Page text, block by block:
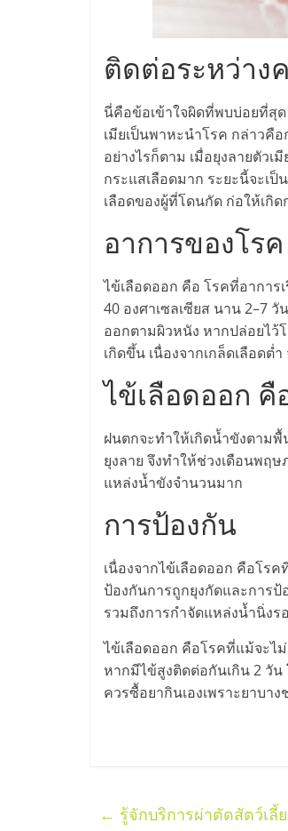
แฟ
รน
ไชส์
ขาย
แฟ
รน
ไชส์
แฟ
รน
ไชส์
ขาย
หน้า
บ้าน
ลงทุน
คืน
ติดต่อระหว่าง
นี่คือข้อเข้าใจผิดที่พบบ่อยที่สุ
เมียเป็นพาหะนำโรค กล่าวคื
อย่างไรก็ตาม เมื่อยุงลายตัว
กระแสเลือดมาก ระยะนี้จะเ
เลือดของผู้ที่โดนกัด ก่อให้เกิ
อาการของโรค
ไข้เลือดออก คือ โรคที่อากา
40 องศาเซลเซียส นาน 2–7
ออกตามผิวหนัง หากปล่อยไว้
เกิดขึ้น เนื่องจากเกล็ดเลือดต่
ไข้เลือดออก
ฝนตกจะทำให้เกิดน้ำขังตามพื้
ยุงลาย จึงทำให้ช่วงเดือนพฤ
แหล่งน้ำขังจำนวนมาก
การป้องกัน
เนื่องจากไข้เลือดออก คือโร
ป้องกันการถูกยุงกัดและการป้
รวมถึงการกำจัดแหล่งน้ำนิ่ง
ไข้เลือดออก คือโรคที่แม้จะไ
หากมีไข้สูงติดต่อกันเกิน 2 วั
ควรซื้อยากินเองเพราะยาบา
← รู้จักบริการผ่าตัดสัตว์เลี้